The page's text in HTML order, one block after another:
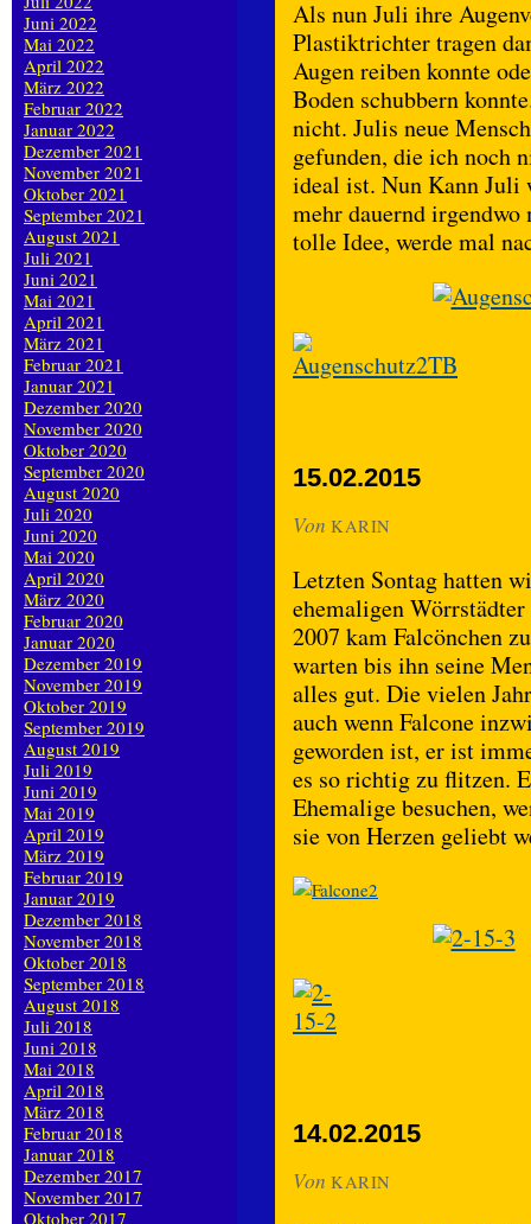
Als nun Juli ihre
Plastiktrichter tragen
Augen reiben konnte
Boden schubbern
nicht. Julis neue
gefunden, die ich noch
ideal ist. Nun Kann Juli
mehr dauernd
tolle Idee, werde mal
15.02.2015
Von KARIN
Letzten Sontag hatten
ehemaligen
2007 kam Falcönchen
warten bis ihn seine
alles gut. Die vielen
auch wenn Falcone
geworden ist, er ist
es so richtig zu flitzen.
Ehemalige besuchen,
sie von Herzen geliebt
14.02.2015
Von KARIN
Juni 2022
Mai 2022
April 2022
März 2022
Februar 2022
Januar 2022
Dezember 2021
November 2021
Oktober 2021
September 2021
August 2021
Juli 2021
Juni 2021
Mai 2021
April 2021
März 2021
Februar 2021
Januar 2021
Dezember 2020
November 2020
Oktober 2020
September 2020
August 2020
Juli 2020
Juni 2020
Mai 2020
April 2020
März 2020
Februar 2020
Januar 2020
Dezember 2019
November 2019
Oktober 2019
September 2019
August 2019
Juli 2019
Juni 2019
Mai 2019
April 2019
März 2019
Februar 2019
Januar 2019
Dezember 2018
November 2018
Oktober 2018
September 2018
August 2018
Juli 2018
Juni 2018
Mai 2018
April 2018
März 2018
Februar 2018
Januar 2018
Dezember 2017
November 2017
Oktober 2017